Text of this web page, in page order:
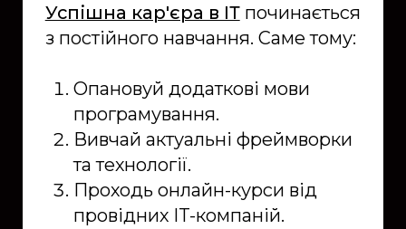
Успішна кар'єра в ІТпочинається
з постійного навчання. Саме тому:
Опановуй додаткові мови
програмування.
Вивчай актуальні фреймворки
та технології.
Проходь онлайн-курси від
провідних IT-компаній.